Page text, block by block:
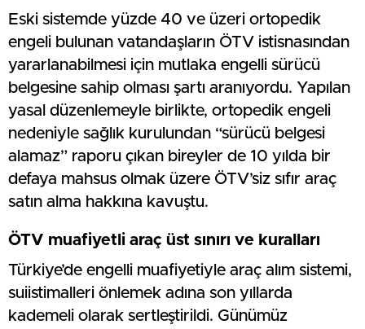
Eski sistemde yüzde 40 ve üzeri ortopedik
engeli bulunan vatandaşların ÖTV istisnasından
yararlanabilmesi için mutlaka engelli sürücü
belgesine sahip olması şartı aranıyordu. Yapılan
yasal düzenlemeyle birlikte, ortopedik engeli
nedeniyle sağlık kurulundan “sürücü belgesi
alamaz” raporu çıkan bireyler de 10 yılda bir
defaya mahsus olmak üzere ÖTV’siz sıfır araç
satın alma hakkına kavuştu.
ÖTV muafiyetli araç üst sınırı ve kuralları
Türkiye’de engelli muafiyetiyle araç alım sistemi,
suiistimalleri önlemek adına son yıllarda
kademeli olarak sertleştirildi. Günümüz